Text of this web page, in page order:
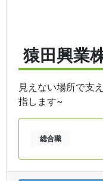
猿田興業
見えない場所で支
指します~
総合職